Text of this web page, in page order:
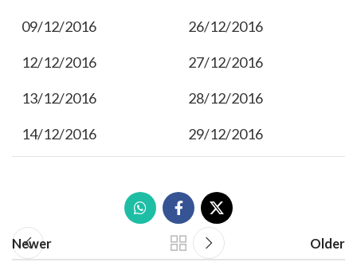
09/12/2016
12/12/2016
13/12/2016
14/12/2016
26/12/2016
27/12/2016
28/12/2016
29/12/2016
Newer Older